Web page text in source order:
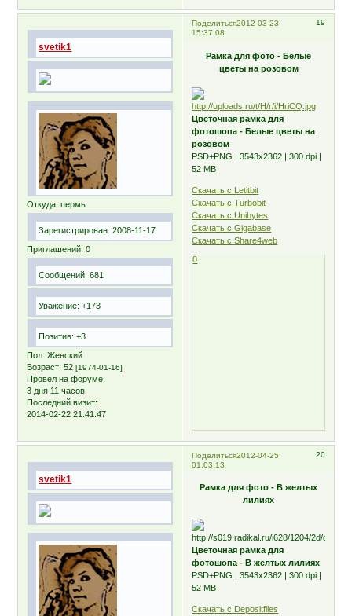
Поделиться 19
2012-03-23
15:37:08
svetik1
Откуда: пермь
Зарегистрирован: 2008-11-17
Приглашений: 0
Сообщений: 681
Уважение: +173
Позитив: +3
Пол: Женский
Возраст: 52[1974-01-16]
Провел на форуме:
3 дня 11 часов
Последний визит:
2014-02-22 21:41:47
Рамка для фото - Белые
цветы на розовом
Цветочная рамка для
фотошопа - Белые цветы на
розовом
PSD+PNG | 3543х2362 | 300 dpi |
52 MB
Скачать с Letitbit
Скачать с Turbobit
Скачать с Unibytes
Скачать с Gigabase
Скачать с Share4web
0
Поделиться 20
2012-04-25
01:03:13
svetik1
Рамка для фото - В желтых
лилиях
Цветочная рамка для
фотошопа - В желтых лилиях
PSD+PNG | 3543х2362 | 300 dpi |
52 MB
Скачать с Depositfiles